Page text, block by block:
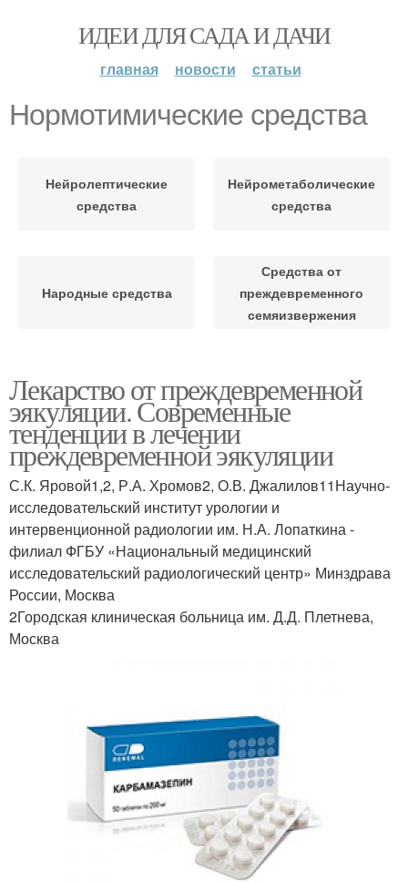
ИДЕИ ДЛЯ САДА И ДАЧИ
главная новости статьи
Нормотимические средства
Нейролептические
средства
Нейрометаболические
средства
Народные средства
Средства от
преждевременного
семяизвержения
Лекарство от преждевременной
эякуляции. Современные
тенденции в лечении
преждевременной эякуляции
С.К. Яровой1,2, Р.А. Хромов2, О.В. Джалилов11Научно-
исследовательский институт урологии и
интервенционной радиологии им. Н.А. Лопаткина -
филиал ФГБУ «Национальный медицинский
исследовательский радиологический центр» Минздрава
России, Москва
2Городская клиническая больница им. Д.Д. Плетнева,
Москва